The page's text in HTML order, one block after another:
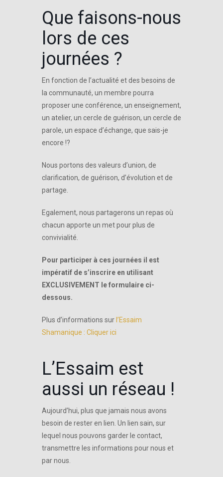
Que faisons-nous
lors de ces
journées ?
En fonction de l’actualité et des besoins de
la communauté, un membre pourra
proposer une conférence, un enseignement,
un atelier, un cercle de guérison, un cercle de
parole, un espace d’échange, que sais-je
encore !?
Nous portons des valeurs d’union, de
clarification, de guérison, d’évolution et de
partage.
Egalement, nous partagerons un repas où
chacun apporte un met pour plus de
convivialité.
Pour participer à ces journées il est
impératif de s’inscrire en utilisant
EXCLUSIVEMENT le formulaire ci-
dessous.
Plus d’informations sur l’Essaim
Shamanique : Cliquer ici
L’Essaim est
aussi un réseau !
Aujourd’hui, plus que jamais nous avons
besoin de rester en lien. Un lien sain, sur
lequel nous pouvons garder le contact,
transmettre les informations pour nous et
par nous.